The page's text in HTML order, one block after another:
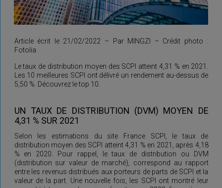
Article écrit le 21/02/2022 – Par MINGZI – Crédit photo :
Fotolia
Le taux de distribution moyen des SCPI atteint 4,31 % en 2021.
Les 10 meilleures SCPI ont délivré un rendement au-dessus de
5,50 %. Découvrez le top 10.
UN TAUX DE DISTRIBUTION (DVM) MOYEN DE
4,31 % SUR 2021
Selon les estimations du site France SCPI, le taux de
distribution moyen des SCPI atteint 4,31 % en 2021, après 4,18
% en 2020. Pour rappel, le taux de distribution ou DVM
(distribution sur valeur de marché), correspond au rapport
entre les revenus distribués aux porteurs de parts de SCPI et la
valeur de la part. Une nouvelle fois, les SCPI ont montré leur